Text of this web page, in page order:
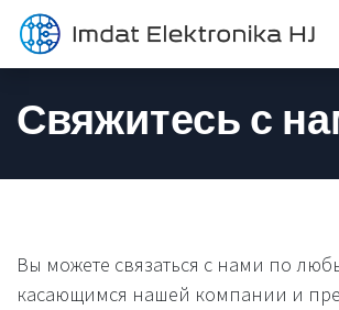
Перейти к содержимому
Свяжитесь с
Вы можете связаться с нами по
касающимся нашей компании и